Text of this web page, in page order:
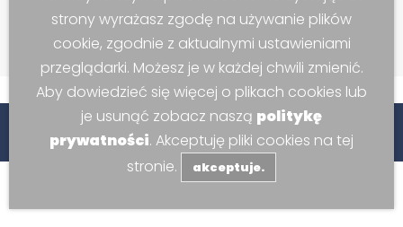
www - Centrum Sportowo-Widowiskowego w
strony wyrażasz zgodę na używanie plików
cookie, zgodnie z aktualnymi ustawieniami
przeglądarki. Możesz je w każdej chwili zmienić.
Aby dowiedzieć się więcej o plikach cookies lub
je usunąć zobacz naszą politykę
prywatności. Akceptuję pliki cookies na tej
stronie.
akceptuje.